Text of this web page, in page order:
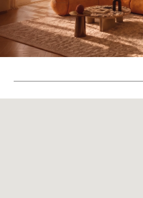
Политика конфиденциальности
Политика возврата товаров